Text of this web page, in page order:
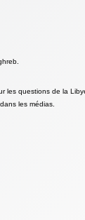
les questions de la
les médias.